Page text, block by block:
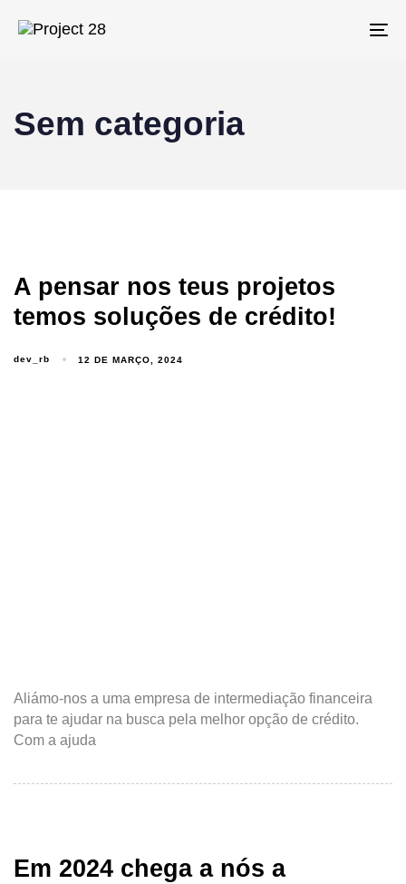
links
content
Sem categoria
A pensar nos teus projetos
temos soluções de crédito!
dev_rb 12 DE MARÇO, 2024
Aliámo-nos a uma empresa de intermediação financeira
para te ajudar na busca pela melhor opção de crédito.
Com a ajuda
Em 2024 chega a nós a